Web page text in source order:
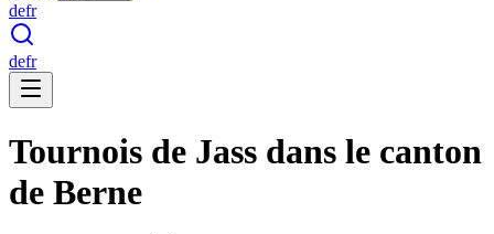
defr
defr
Tournois de Jass dans le canton
de Berne